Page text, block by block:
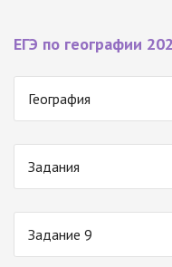
ЕГЭ по географии
География
Задания
Задание 9